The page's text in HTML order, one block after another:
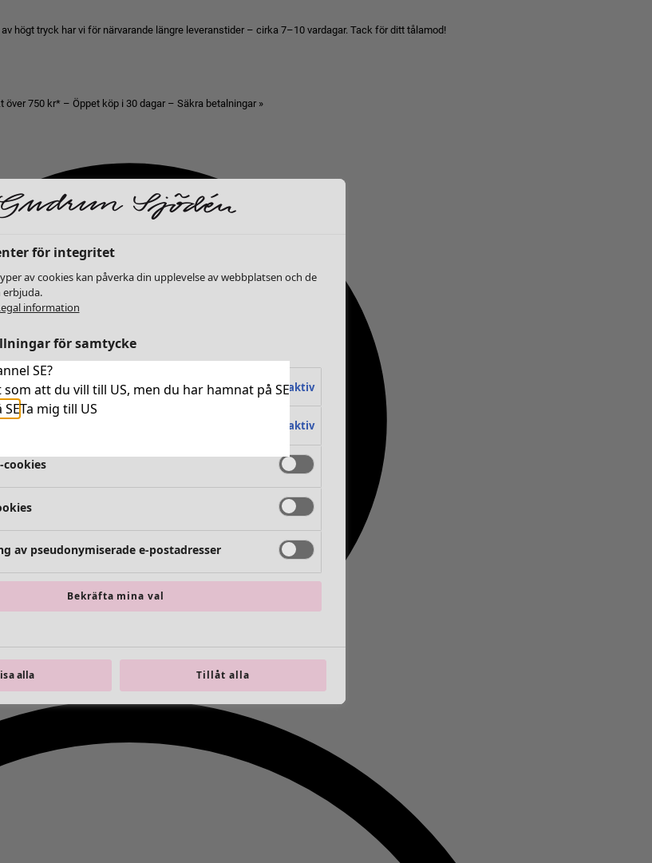
högt tryck har vi för närvarande längre leveranstider – cirka 7–10 vardagar. Tack för ditt tålamod!
över 750 kr* – Öppet köp i 30 dagar – Säkra betalningar »
SE?
som att du vill till US, men du har hamnat på SE
Ta mig till US
för integritet
av cookies kan påverka din upplevelse av webbplatsen och de
erbjuda.
information
för samtycke
cookies Alltid aktiv
cookies Alltid aktiv
cookies
av pseudonymiserade e-postadresser
Bekräfta mina val
alla Tillåt alla